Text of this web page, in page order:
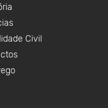
Civil